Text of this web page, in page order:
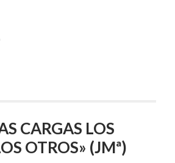
CARGAS LOS
OTROS» (JMª)